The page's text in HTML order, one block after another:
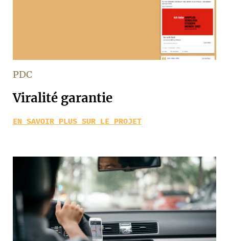
PDC
Viralité garantie
EN SAVOIR PLUS SUR LE PROJET